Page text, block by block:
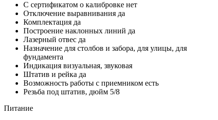
С сертификатом о калибровке нет
Отключение выравнивания да
Комплектация да
Построение наклонных линий да
Лазерный отвес да
Назначение для столбов и забора, для улицы, для
фундамента
Индикация визуальная, звуковая
Штатив и рейка да
Возможность работы с приемником есть
Резьба под штатив, дюйм 5/8
Питание